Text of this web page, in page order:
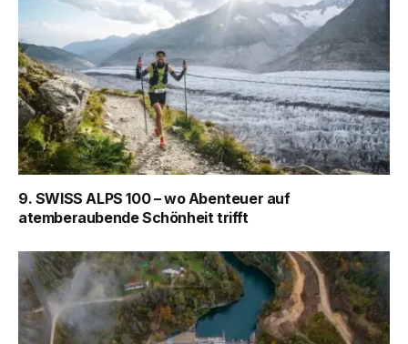
9. SWISS ALPS 100 – wo Abenteuer auf
atemberaubende Schönheit trifft